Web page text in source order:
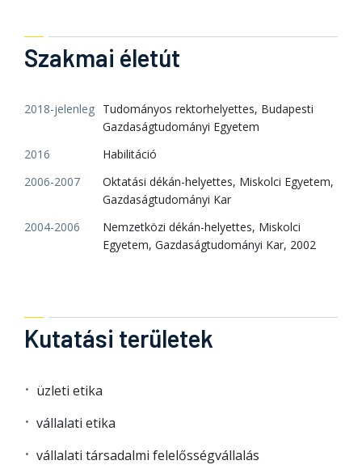
Szakmai életút
2018-jelenleg Tudományos rektorhelyettes, Budapesti
Gazdaságtudományi Egyetem
2016
Habilitáció
2006-2007
Oktatási dékán-helyettes, Miskolci Egyetem,
Gazdaságtudományi Kar
2004-2006
Nemzetközi dékán-helyettes, Miskolci
Egyetem, Gazdaságtudományi Kar, 2002
Kutatási területek
üzleti etika
vállalati etika
vállalati társadalmi felelősségvállalás